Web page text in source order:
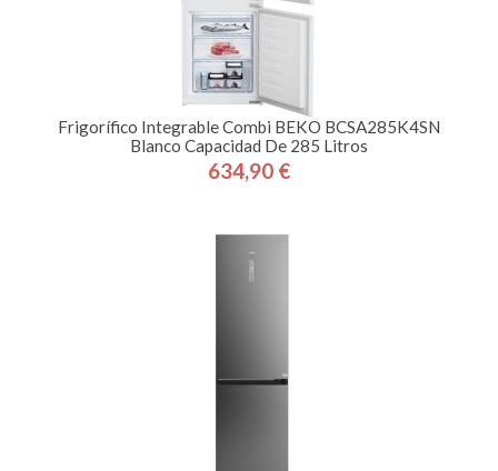
Frigorífico Integrable Combi BEKO BCSA285K4SN
Blanco Capacidad De 285 Litros
Precio
634,90 €